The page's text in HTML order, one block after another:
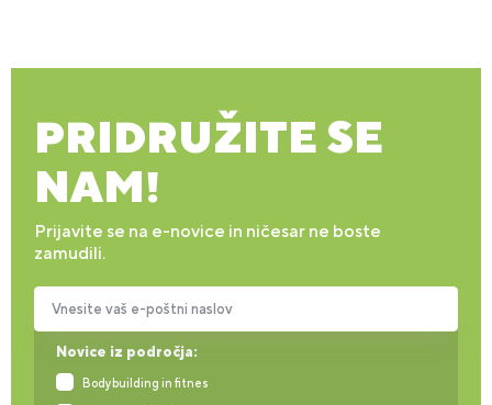
PRIDRUŽITE SE
NAM!
Prijavite se na e-novice in ničesar ne boste
zamudili.
Novice iz področja:
Bodybuilding in fitnes
Vnesite vaš e-poštni naslov